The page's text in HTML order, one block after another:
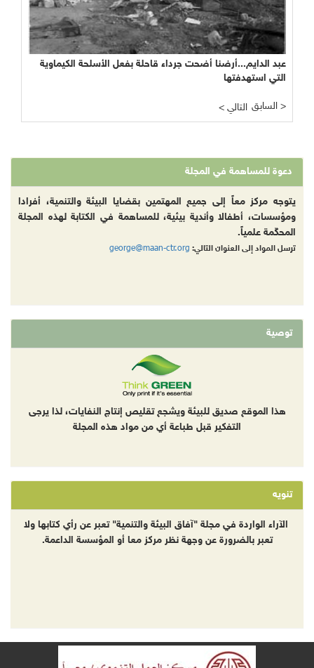
عبد الدايم...أرضنا أضحت جرداء قاحلة بفعل الأسلحة الكيماوية
التي استهدفتها
< التالي السابق >
دعوة للمساهمة في المجلة
يتوجه مركز معاً إلى جميع المهتمين بقضايا البيئة والتنمية، أفرادا
ومؤسسات، أطفالا وأندية بيئية، للمساهمة في الكتابة لهذه المجلة
المحكّمة علمياً.
ترسل المواد إلى العنوان التالي: george@maan-ctr.org
توصية
هذا الموقع صديق للبيئة ويشجع تقليص إنتاج النفايات، لذا يرجى
التفكير قبل طباعة أي من مواد هذه المجلة
تنويه
الآراء الواردة في مجلة "آفاق البيئة والتنمية" تعبر عن رأي كتابها ولا
تعبر بالضرورة عن وجهة نظر مركز معا أو المؤسسة الداعمة.